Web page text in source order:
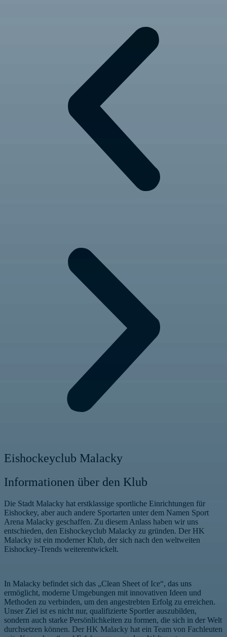
Eishockeyclub Malacky
Informationen über den Klub
Die Stadt Malacky hat erstklassige sportliche Einrichtungen für
Eishockey, aber auch andere Sportarten unter dem Namen Sport
Arena Malacky geschaffen. Zu diesem Anlass haben wir uns
entschieden, den Eishockeyclub Malacky zu gründen. Der HK
Malacky ist ein moderner Klub, der sich nach den weltweiten
Eishockey-Trends weiterentwickelt.
In Malacky befindet sich das „Clean Sheet of Ice“, das uns
ermöglicht, moderne Umgebungen mit innovativen Ideen und
Methoden zu verbinden, um den angestrebten Erfolg zu erreichen.
Unser Ziel ist es nicht nur, qualifizierte Sportler auszubilden,
sondern auch starke Persönlichkeiten zu formen, die sich in der Welt
durchsetzen können. Der HK Malacky hat ein Team von Fachleuten